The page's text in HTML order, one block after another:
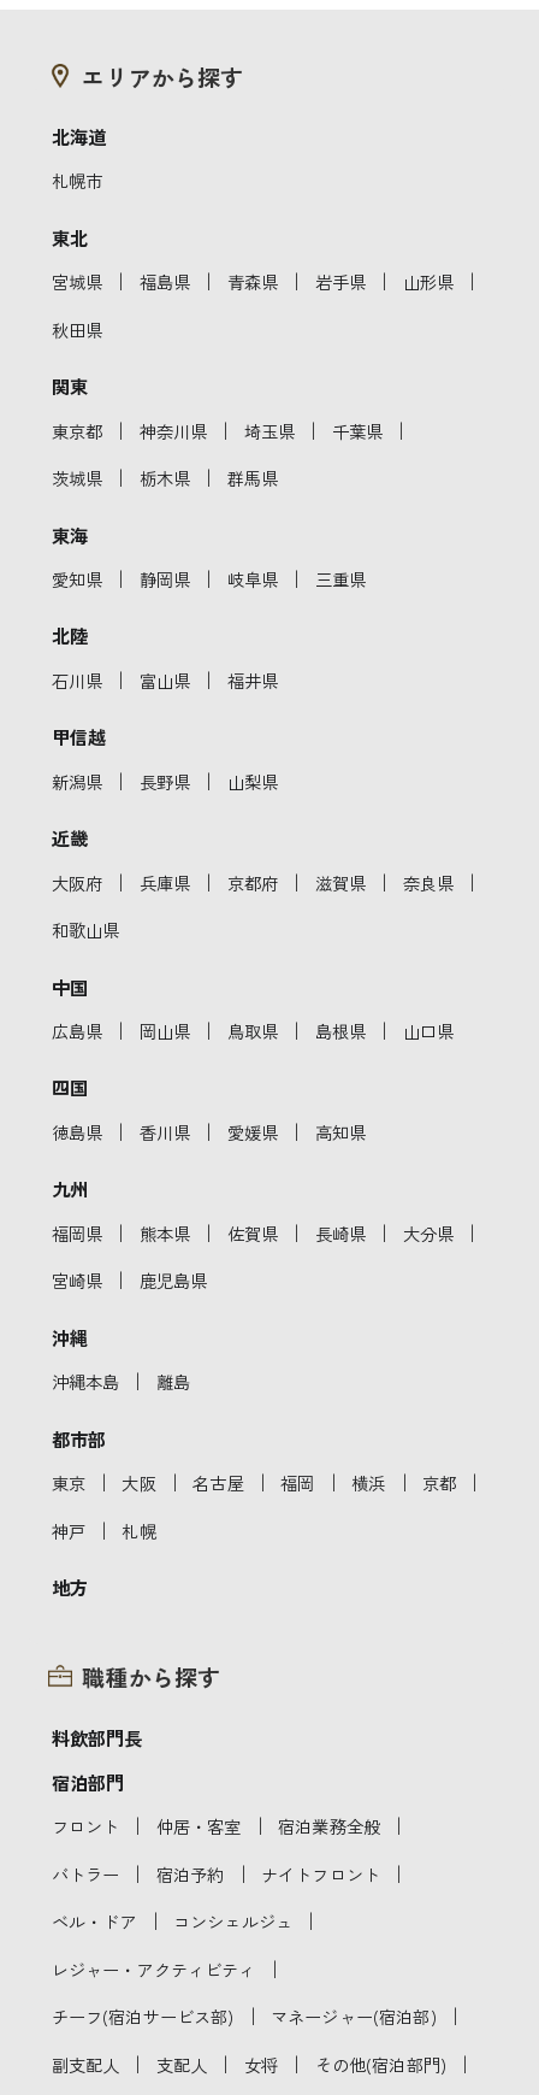
エリアから探す
北海道
札幌市
東北
宮城県 ｜ 福島県 ｜ 青森県 ｜ 岩手県 ｜ 山形県 ｜
秋田県
関東
東京都 ｜ 神奈川県 ｜ 埼玉県 ｜ 千葉県 ｜
茨城県 ｜ 栃木県 ｜ 群馬県
東海
愛知県 ｜ 静岡県 ｜ 岐阜県 ｜ 三重県
北陸
石川県 ｜ 富山県 ｜ 福井県
甲信越
新潟県 ｜ 長野県 ｜ 山梨県
近畿
大阪府 ｜ 兵庫県 ｜ 京都府 ｜ 滋賀県 ｜ 奈良県 ｜
和歌山県
中国
広島県 ｜ 岡山県 ｜ 鳥取県 ｜ 島根県 ｜ 山口県
四国
徳島県 ｜ 香川県 ｜ 愛媛県 ｜ 高知県
九州
福岡県 ｜ 熊本県 ｜ 佐賀県 ｜ 長崎県 ｜ 大分県 ｜
宮崎県 ｜ 鹿児島県
沖縄
沖縄本島 ｜ 離島
都市部
東京 ｜ 大阪 ｜ 名古屋 ｜ 福岡 ｜ 横浜 ｜ 京都 ｜
神戸 ｜ 札幌
地方
職種から探す
料飲部門長
宿泊部門
フロント ｜ 仲居・客室 ｜ 宿泊業務全般 ｜
バトラー ｜ 宿泊予約 ｜ ナイトフロント ｜
ベル・ドア ｜ コンシェルジュ ｜
レジャー・アクティビティ ｜
チーフ(宿泊サービス部) ｜ マネージャー(宿泊部) ｜
副支配人 ｜ 支配人 ｜ 女将 ｜ その他(宿泊部門) ｜